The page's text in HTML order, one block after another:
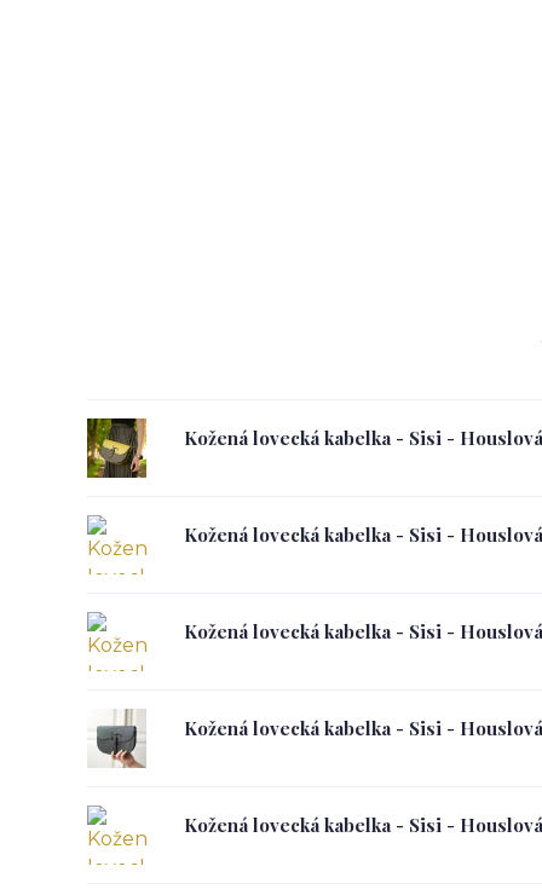
Kožená lovecká kabelka - Sisi - Houslová
Kožená lovecká kabelka - Sisi - Houslová
Kožená lovecká kabelka - Sisi - Houslová
Kožená lovecká kabelka - Sisi - Houslová
Kožená lovecká kabelka - Sisi - Houslová